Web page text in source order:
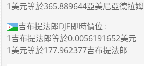
1美元等於365.889644亞美尼亞德拉姆
吉布提法郎DJF即時價位 :
1吉布提法郎等於0.0056191652美元
1美元等於177.962377吉布提法郎